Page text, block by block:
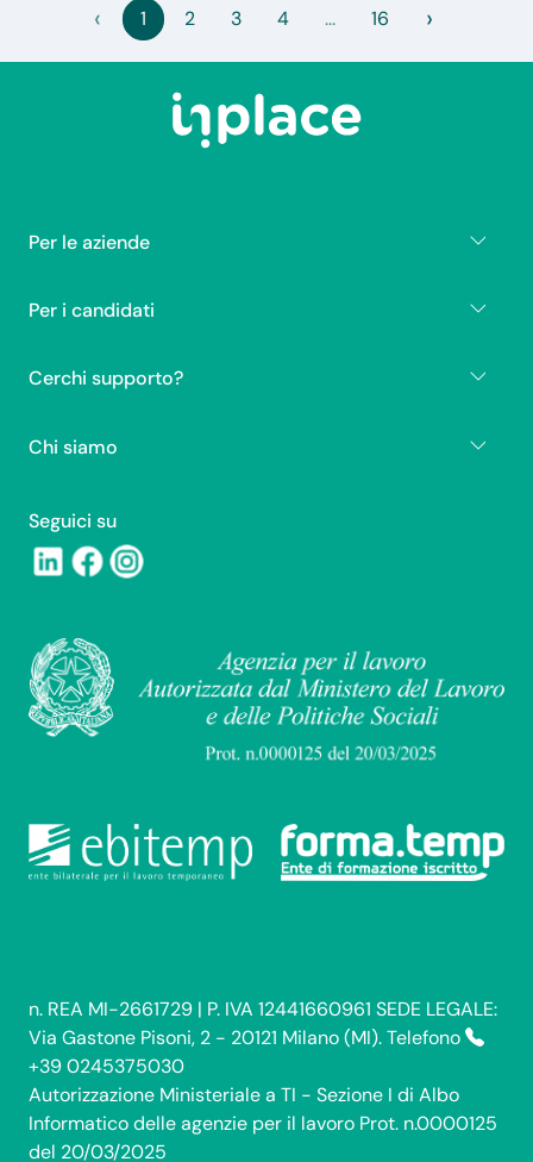
‹ 1 2 3 4 ... 16 ›
Per le aziende
Per i candidati
Cerchi supporto?
Chi siamo
Seguici su
n. REA MI-2661729 | P. IVA 12441660961 SEDE LEGALE:
Via Gastone Pisoni, 2 - 20121 Milano (MI). Telefono
+39 0245375030
Autorizzazione Ministeriale a TI - Sezione I di Albo
Informatico delle agenzie per il lavoro Prot. n.0000125
del 20/03/2025